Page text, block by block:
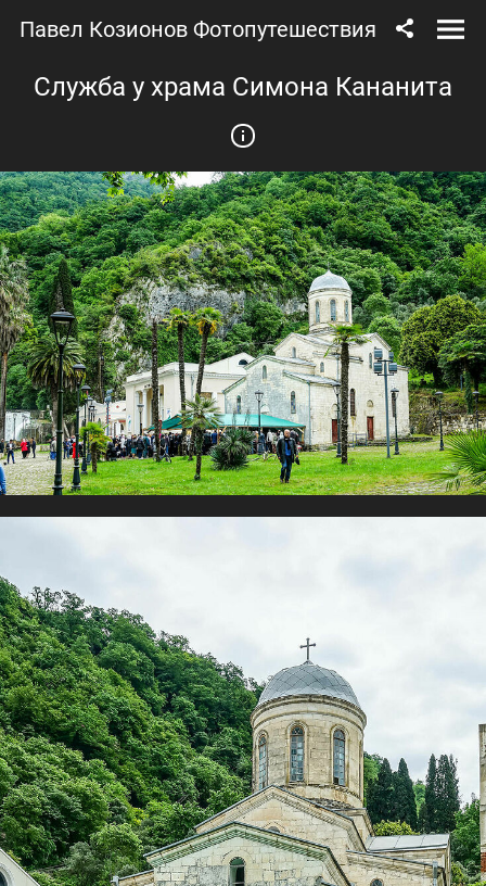
Павел Козионов Фотопутешествия
Служба у храма Симона Кананита